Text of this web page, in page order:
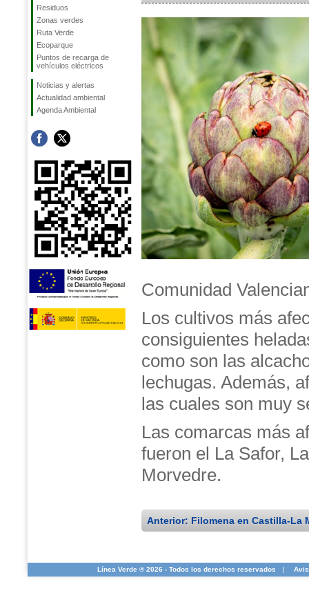
Residuos
Zonas verdes
Ruta Verde
Ecoparque
Puntos de recarga de
vehículos eléctricos
Noticias y alertas
Actualidad ambiental
Agenda Ambiental
Comunidad
Los cultivos más
consiguientes
como son las
lechugas. Además,
las cuales son muy
Las comarcas más
fueron el La Safor,
Morvedre.
Anterior: Filomena en Castilla-La
Línea Verde ® 2026 - Todos los derechos reservados |